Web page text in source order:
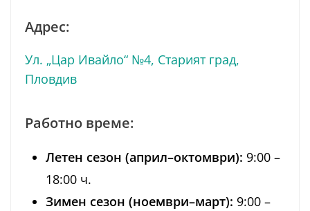
Адрес:
Ул. „Цар Ивайло“ №4, Старият град,
Пловдив
Работно време:
Летен сезон (април–октомври): 9:00 –
18:00 ч.
Зимен сезон (ноември–март): 9:00 –